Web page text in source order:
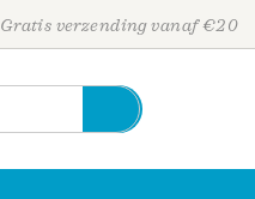
Gratis verzending vanaf €20